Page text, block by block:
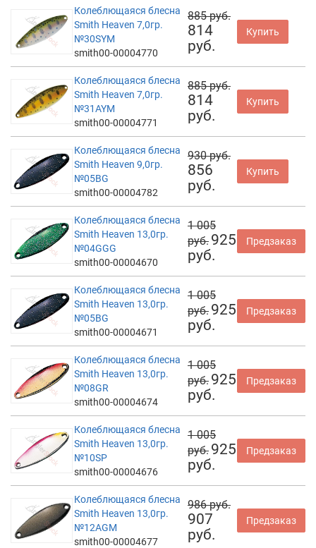
Колеблющаяся блесна
Smith Heaven 7,0гр.
№30SYM
smith00-00004770
885 руб.
814
руб.
Купить
Колеблющаяся блесна
Smith Heaven 7,0гр.
№31AYM
smith00-00004771
885 руб.
814
руб.
Купить
Колеблющаяся блесна
Smith Heaven 9,0гр.
№05BG
smith00-00004782
930 руб.
856
руб.
Купить
Колеблющаяся блесна
Smith Heaven 13,0гр.
№04GGG
smith00-00004670
1 005
руб. 925
руб.
Предзаказ
Колеблющаяся блесна
Smith Heaven 13,0гр.
№05BG
smith00-00004671
1 005
руб. 925
руб.
Предзаказ
Колеблющаяся блесна
Smith Heaven 13,0гр.
№08GR
smith00-00004674
1 005
руб. 925
руб.
Предзаказ
Колеблющаяся блесна
Smith Heaven 13,0гр.
№10SP
smith00-00004676
1 005
руб. 925
руб.
Предзаказ
Колеблющаяся блесна
Smith Heaven 13,0гр.
№12AGM
smith00-00004677
986 руб.
907
руб.
Предзаказ